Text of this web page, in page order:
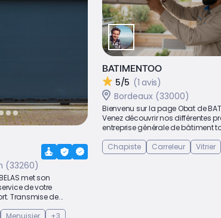
(33260)
met son
de votre
Transmise de...
Menuisier +3
BATIMENTOO
5/5 (1 avis)
Bordeaux (33000)
Bienvenu sur la page Obat de
Venez découvrir nos différentes
entreprise générale de bâtiment
Chapiste
Carreleur Vitrier